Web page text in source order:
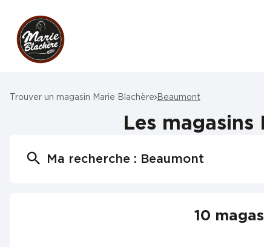
Trouver un magasin Marie Blachère Beaumont
Les
Ma recherche : Beaumont
10